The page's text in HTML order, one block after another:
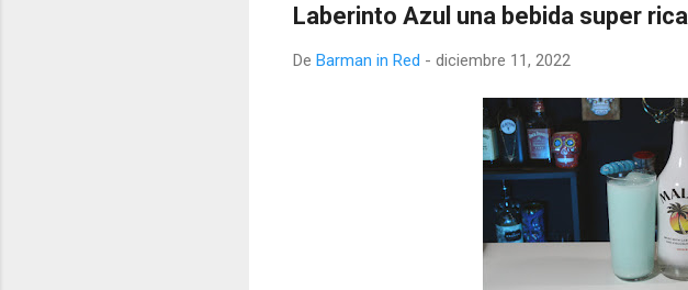
Laberinto Azul una bebida super rica
De Barman in Red - diciembre 11, 2022